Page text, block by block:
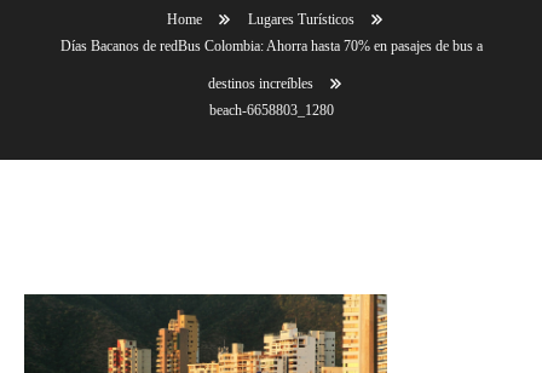
Home
Lugares Turísticos
Días Bacanos de redBus Colombia: Ahorra hasta 70% en pasajes de bus a
destinos increíbles
beach-6658803_1280